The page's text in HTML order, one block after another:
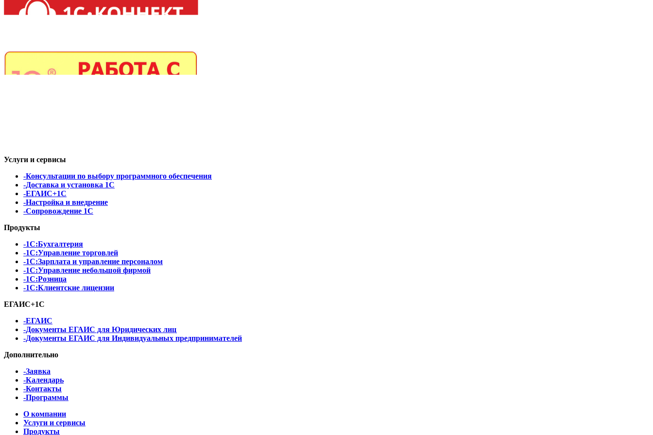
Услуги и сервисы
-Консультации по выбору программного обеспечения
-Доставка и установка 1С
-ЕГАИС+1С
-Настройка и внедрение
-Сопровождение 1С
Продукты
-1С:Бухгалтерия
-1С:Управление торговлей
-1С:Зарплата и управление персоналом
-1С:Управление небольшой фирмой
-1С:Розница
-1С:Клиентские лицензии
ЕГАИС+1С
-ЕГАИС
-Документы ЕГАИС для Юридических лиц
-Документы ЕГАИС для Индивидуальных предпринимателей
Дополнительно
-Заявка
-Календарь
-Контакты
-Программы
О компании
Услуги и сервисы
Продукты